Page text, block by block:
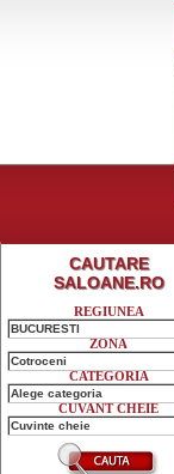
CAUTARE
SALOANE.RO
REGIUNEA
BUCURESTI
ZONA
Cotroceni
CATEGORIA
Alege categoria
CUVANT CHEIE